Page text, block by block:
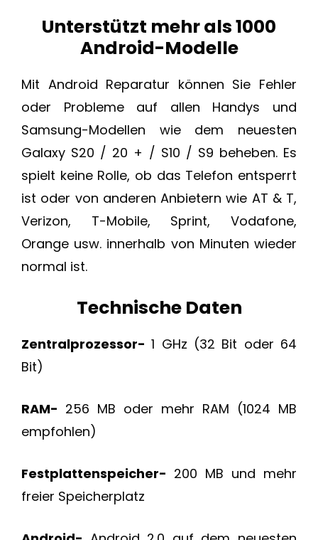
Unterstützt mehr als 1000
Android-Modelle
Mit Android Reparatur können Sie Fehler
oder Probleme auf allen Handys und
Samsung-Modellen wie dem neuesten
Galaxy S20 / 20 + / S10 / S9 beheben. Es
spielt keine Rolle, ob das Telefon entsperrt
ist oder von anderen Anbietern wie AT & T,
Verizon, T-Mobile, Sprint, Vodafone,
Orange usw. innerhalb von Minuten wieder
normal ist.
Technische Daten
Zentralprozessor-1 GHz (32 Bit oder 64
Bit)
RAM- 256 MB oder mehr RAM (1024 MB
empfohlen)
Festplattenspeicher- 200 MB und mehr
freier Speicherplatz